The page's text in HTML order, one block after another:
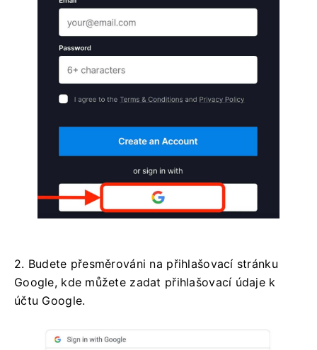
2. Budete přesměrováni na přihlašovací stránku
Google, kde můžete zadat přihlašovací údaje k
účtu Google.